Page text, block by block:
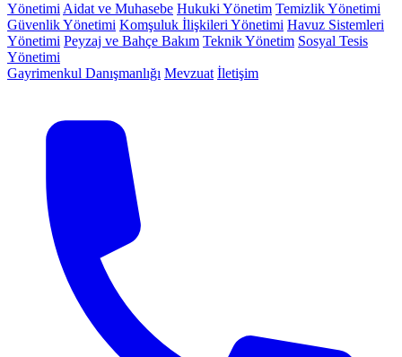
Yönetimi Aidat ve Muhasebe Hukuki Yönetim Temizlik Yönetimi
Güvenlik Yönetimi Komşuluk İlişkileri Yönetimi Havuz Sistemleri
Yönetimi Peyzaj ve Bahçe Bakım Teknik Yönetim Sosyal Tesis
Yönetimi
Gayrimenkul Danışmanlığı Mevzuat İletişim